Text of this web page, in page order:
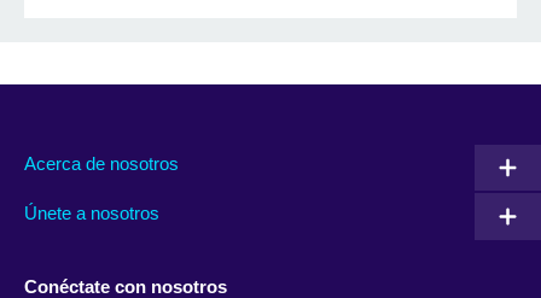
Acerca de nosotros
Únete a nosotros
Conéctate con nosotros